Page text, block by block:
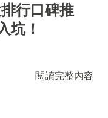
行口碑推
坑！
閱讀完整內容